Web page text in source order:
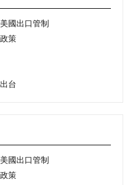
國出口管制
策
台
國出口管制
策